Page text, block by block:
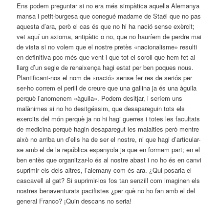
Ens podem preguntar si no era més simpàtica aquella Alemanya
mansa i petit-burgesa que conegué madame de Staël que no pas
aquesta d’ara, però el cas és que no hi ha nació sense exèrcit;
vet aquí un axioma, antipàtic o no, que no hauríem de perdre mai
de vista si no volem que el nostre pretès «nacionalisme» resulti
en definitiva poc més que vent i que tot el soroll que hem fet al
llarg d’un segle de renaixença hagi estat per ben poques nous.
Plantificant-nos el nom de «nació» sense fer res de seriós per
ser-ho correm el perill de creure que una gallina ja és una àguila
perquè l’anomenem «àguila». Podem desitjar, i seríem uns
malànimes si no ho desitgéssim, que desapareguin tots els
exercits del món perquè ja no hi hagi guerres i totes les facultats
de medicina perquè hagin desaparegut les malalties però mentre
això no arriba un d’ells ha de ser el nostre, ni que hagi d’articular-
se amb el de la república espanyola ja que en formem part; en el
ben entès que organitzar-lo és al nostre abast i no ho és en canvi
suprimir els dels altres, l’alemany com és ara. ¿Qui posaria el
cascavell al gat? Si suprimir-los fos tan senzill com imaginen els
nostres benaventurats pacifistes ¿per què no ho fan amb el del
general Franco? ¡Quin descans no seria!